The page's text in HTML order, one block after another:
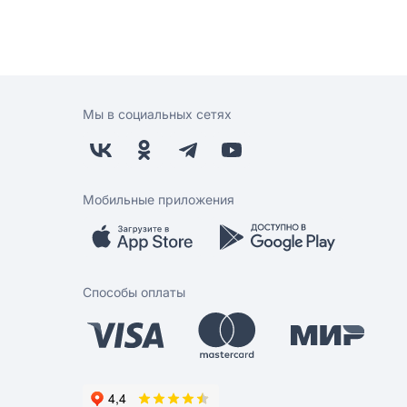
Мы в социальных сетях
Мобильные приложения
Способы оплаты